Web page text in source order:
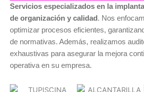
Servicios especializados en la
de organización y calidad . Nos
optimizar procesos eficientes,
de normativas. Además, realizamos
exhaustivas para asegurar la mejora
operativa en su empresa.